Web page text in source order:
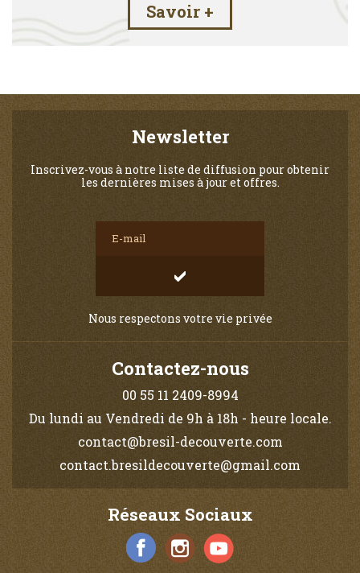
Savoir +
Newsletter
Inscrivez-vous à notre liste de diffusion pour obtenir
les dernières mises à jour et offres.
Nous respectons votre vie privée
Contactez-nous
00 55 11 2409-8994
Du lundi au Vendredi de 9h à 18h - heure locale.
contact@bresil-decouverte.com
contact.bresildecouverte@gmail.com
Réseaux Sociaux